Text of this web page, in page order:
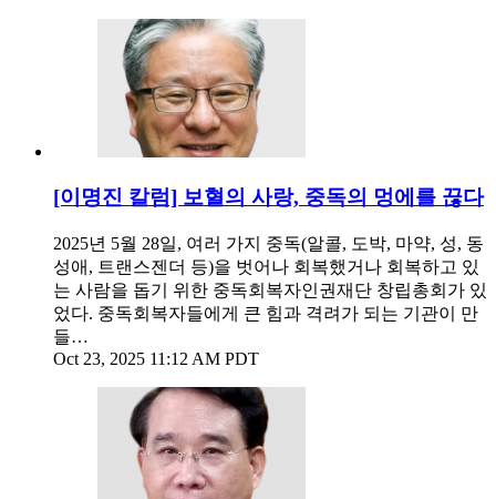
[이명진 칼럼] 보혈의 사랑, 중독의 멍에를 끊다
2025년 5월 28일, 여러 가지 중독(알콜, 도박, 마약, 성, 동
성애, 트랜스젠더 등)을 벗어나 회복했거나 회복하고 있
는 사람을 돕기 위한 중독회복자인권재단 창립총회가 있
었다. 중독회복자들에게 큰 힘과 격려가 되는 기관이 만
들…
Oct 23, 2025 11:12 AM PDT